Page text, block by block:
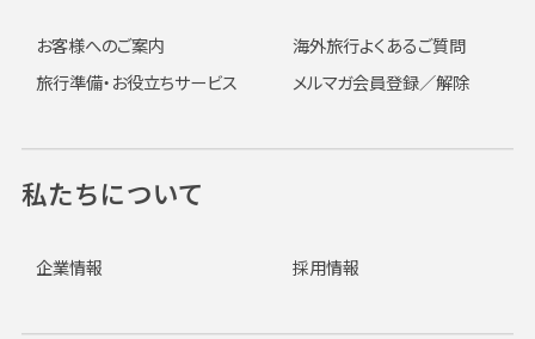
お客様へのご案内
海外旅行よくあるご質問
旅行準備・お役立ちサービス
メルマガ会員登録／解除
私たちについて
企業情報 採用情報